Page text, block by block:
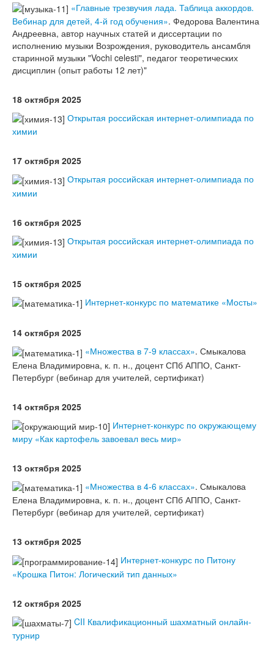
«Главные трезвучия лада. Таблица аккордов.
Вебинар для детей, 4-й год обучения». Федорова Валентина
Андреевна, автор научных статей и диссертации по
исполнению музыки Возрождения, руководитель ансамбля
старинной музыки "Vochi celesti", педагог теоретических
дисциплин (опыт работы 12 лет)"
18 октября 2025
Открытая российская интернет-олимпиада по
химии
17 октября 2025
Открытая российская интернет-олимпиада по
химии
16 октября 2025
Открытая российская интернет-олимпиада по
химии
15 октября 2025
Интернет-конкурс по математике «Мосты»
14 октября 2025
«Множества в 7-9 классах». Смыкалова
Елена Владимировна, к. п. н., доцент СПб АППО, Санкт-
Петербург (вебинар для учителей, сертификат)
14 октября 2025
Интернет-конкурс по окружающему
миру «Как картофель завоевал весь мир»
13 октября 2025
«Множества в 4-6 классах». Смыкалова
Елена Владимировна, к. п. н., доцент СПб АППО, Санкт-
Петербург (вебинар для учителей, сертификат)
13 октября 2025
Интернет-конкурс по Питону
«Крошка Питон: Логический тип данных»
12 октября 2025
CII Квалификационный шахматный онлайн-
турнир